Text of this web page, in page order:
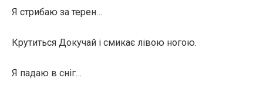
Я стрибаю за терен…
Крутиться Докучай і смикає лівою ногою.
Я падаю в сніг…